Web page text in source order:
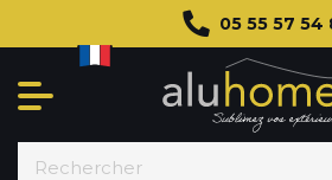
05 55 57 54
7,00 € - 454,00 €